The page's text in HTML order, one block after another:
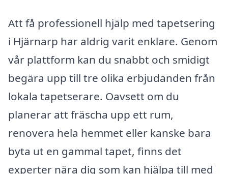
Att få professionell hjälp med tapetsering
i Hjärnarp har aldrig varit enklare. Genom
vår plattform kan du snabbt och smidigt
begära upp till tre olika erbjudanden från
lokala tapetserare. Oavsett om du
planerar att fräscha upp ett rum,
renovera hela hemmet eller kanske bara
byta ut en gammal tapet, finns det
experter nära dig som kan hjälpa till med